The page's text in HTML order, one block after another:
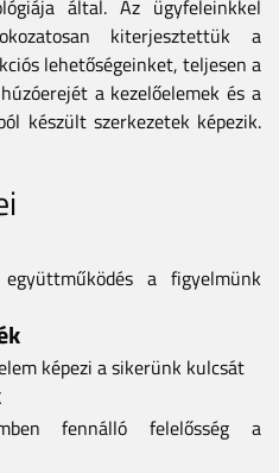
által. Az ügyfeleinkkel
kiterjesztettük a
lehetőségeinket, teljesen a
a kezelőelemek és a
készült szerkezetek képezik.
a figyelmünk
képezi a sikerünk kulcsát
fennálló felelősség a